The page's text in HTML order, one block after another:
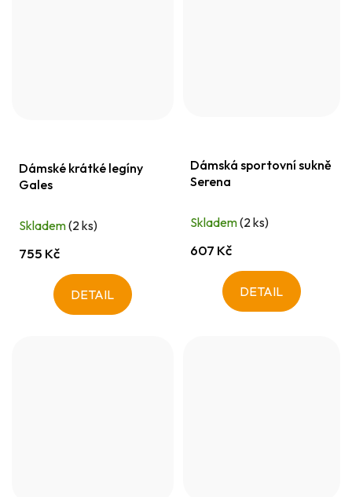
Dámské krátké legíny
Gales
Skladem(2 ks)
755 Kč
DETAIL
Dámská sportovní sukně
Serena
Skladem(2 ks)
607 Kč
DETAIL